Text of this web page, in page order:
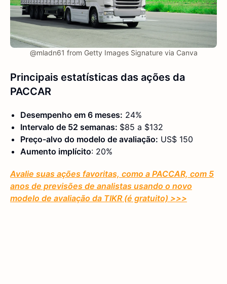
@mladn61 from Getty Images Signature via Canva
Principais estatísticas das ações da
PACCAR
Desempenho em 6 meses: 24%
Intervalo de 52 semanas: $85 a $132
Preço-alvo do modelo de avaliação: US$ 150
Aumento implícito: 20%
Avalie suas ações favoritas, como a PACCAR, com 5
anos de previsões de analistas usando o novo
modelo de avaliação da TIKR (é gratuito) >>>